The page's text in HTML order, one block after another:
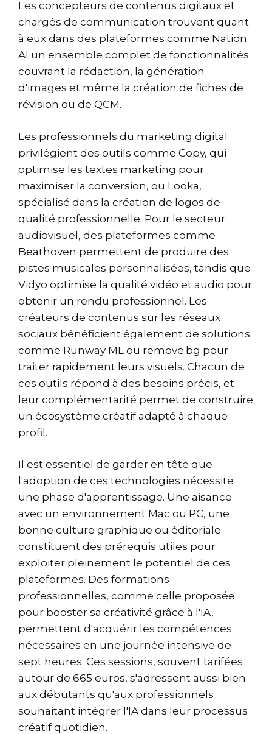
Les concepteurs de contenus digitaux et
chargés de communication trouvent quant
à eux dans des plateformes comme Nation
AI un ensemble complet de fonctionnalités
couvrant la rédaction, la génération
d'images et même la création de fiches de
révision ou de QCM.
Les professionnels du marketing digital
privilégient des outils comme Copy, qui
optimise les textes marketing pour
maximiser la conversion, ou Looka,
spécialisé dans la création de logos de
qualité professionnelle. Pour le secteur
audiovisuel, des plateformes comme
Beathoven permettent de produire des
pistes musicales personnalisées, tandis que
Vidyo optimise la qualité vidéo et audio pour
obtenir un rendu professionnel. Les
créateurs de contenus sur les réseaux
sociaux bénéficient également de solutions
comme Runway ML ou remove.bg pour
traiter rapidement leurs visuels. Chacun de
ces outils répond à des besoins précis, et
leur complémentarité permet de construire
un écosystème créatif adapté à chaque
profil.
Il est essentiel de garder en tête que
l'adoption de ces technologies nécessite
une phase d'apprentissage. Une aisance
avec un environnement Mac ou PC, une
bonne culture graphique ou éditoriale
constituent des prérequis utiles pour
exploiter pleinement le potentiel de ces
plateformes. Des formations
professionnelles, comme celle proposée
pour booster sa créativité grâce à l'IA,
permettent d'acquérir les compétences
nécessaires en une journée intensive de
sept heures. Ces sessions, souvent tarifées
autour de 665 euros, s'adressent aussi bien
aux débutants qu'aux professionnels
souhaitant intégrer l'IA dans leur processus
créatif quotidien.